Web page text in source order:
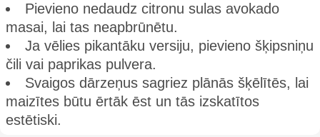
Pievieno nedaudz citronu sulas avokado
masai, lai tas neapbrūnētu.
Ja vēlies pikantāku versiju, pievieno šķipsniņu
čili vai paprikas pulvera.
Svaigos dārzeņus sagriez plānās šķēlītēs, lai
maizītes būtu ērtāk ēst un tās izskatītos
estētiski.